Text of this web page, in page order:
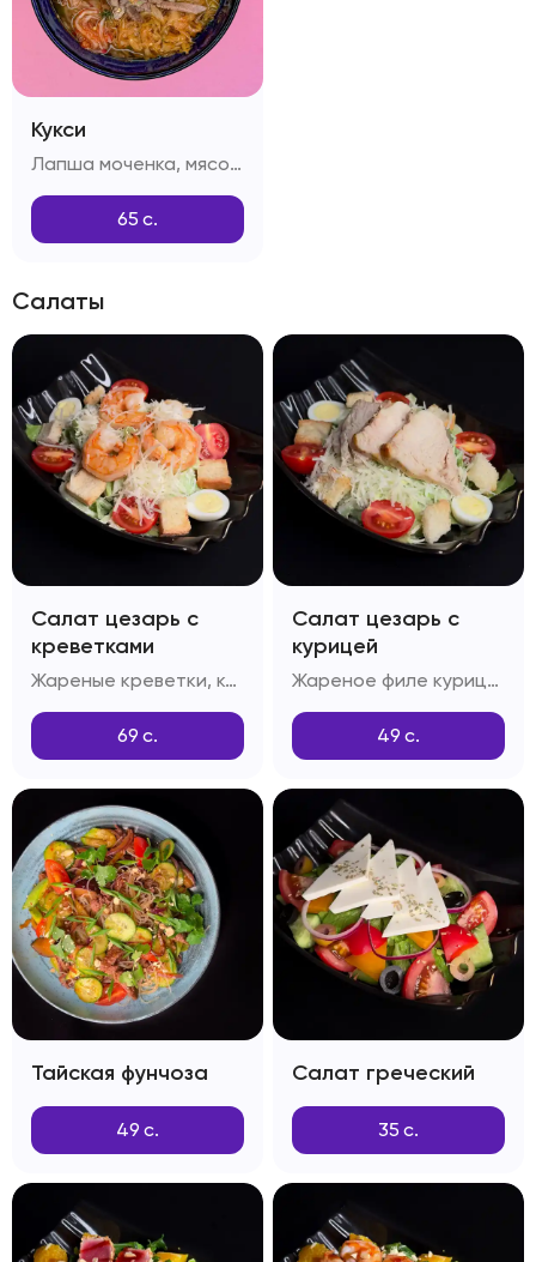
Кукси
Лапша моченка, мясо вырезка, капуста, огурцы, болгарский перец, яичный омлет, редиска, помидоры, секретный бульон , зелень, кунжут
65 с.
Салаты
Салат цезарь с
креветками
Жареные креветки, капуста Пекинская, яйцо перепелиное, помидоры Черри, багет, сыр Пармезан, масло оливковое, соус Цезарь
69 с.
Салат цезарь с
курицей
Жареное филе курицы, капуста Пекинская, яйцо перепелиное, помидоры Черри, сыр Пармезан, масло оливковое, багет, соус Цезарь
49 с.
Тайская фунчоза
49 с.
Салат греческий
35 с.